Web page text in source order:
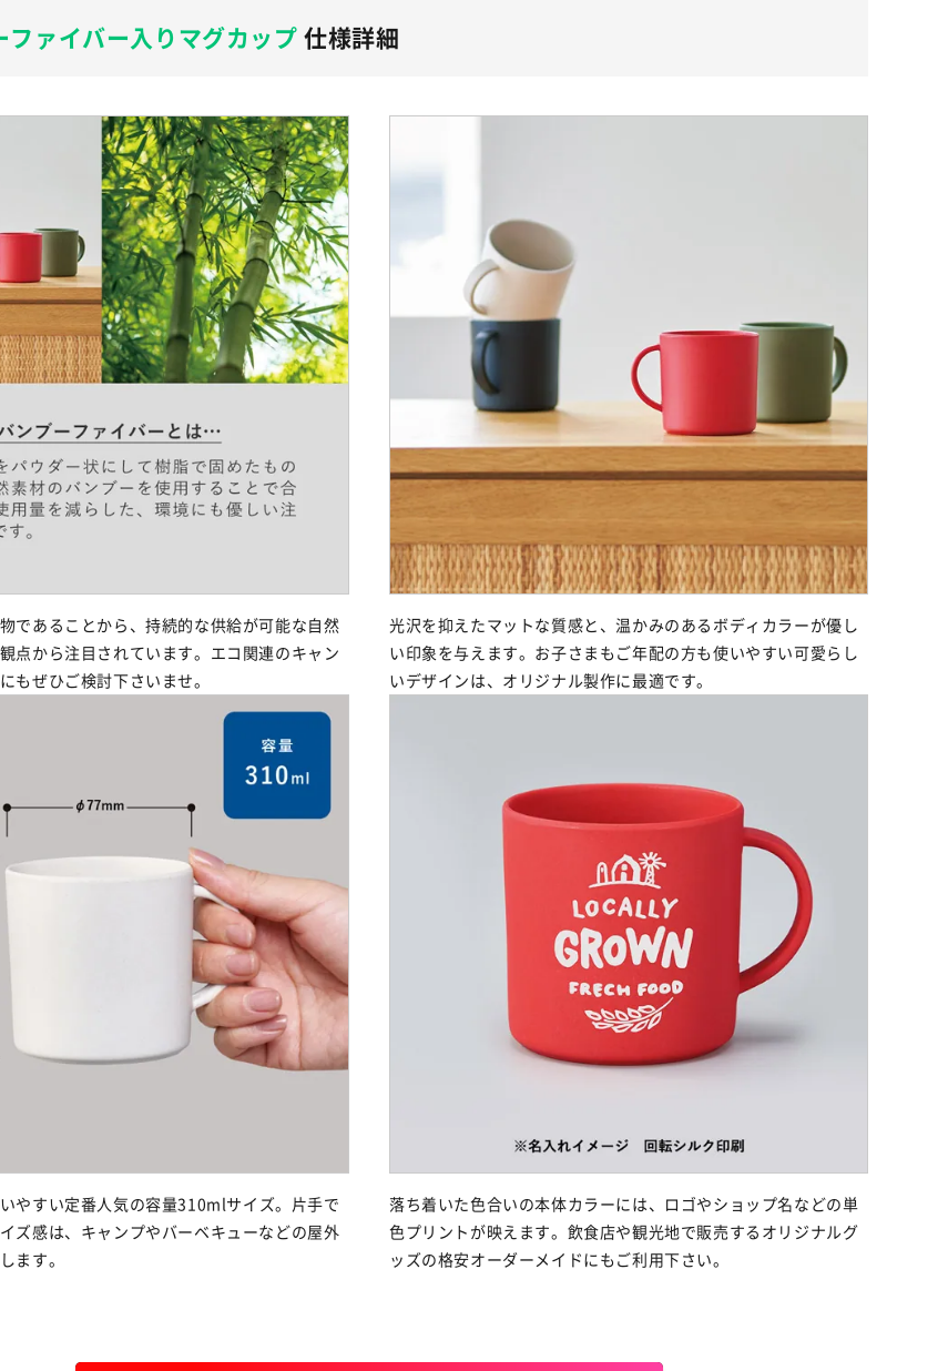
ファイバー入りマグカップ 仕様詳細
であることから、持続的な供給が可能な自然
点から注目されています。エコ関連のキャン
もぜひご検討下さいませ。
光沢を抑えたマットな質感と、温かみのあるボディカラーが優し
い印象を与えます。お子さまもご年配の方も使いやすい可愛らし
いデザインは、オリジナル製作に最適です。
やすい定番人気の容量310mlサイズ。片手で
ズ感は、キャンプやバーベキューなどの屋外
ます。
落ち着いた色合いの本体カラーには、ロゴやショップ名などの単
色プリントが映えます。飲食店や観光地で販売するオリジナルグ
ッズの格安オーダーメイドにもご利用下さい。